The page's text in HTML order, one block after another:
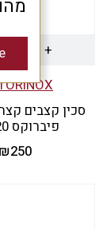
+ הוספה
סכין קצבים
פיברוקס 20 ס"מ
₪250